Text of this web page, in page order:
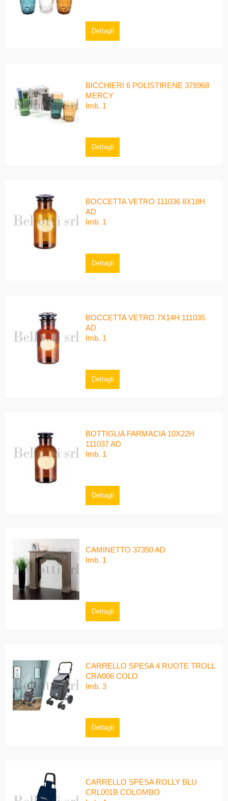
Dettagli
BICCHIERI 6 POLISTIRENE 378968
MERCY
Imb. 1
Dettagli
BOCCETTA VETRO 111036 8X18H
AD
Imb. 1
Dettagli
BOCCETTA VETRO 7X14H 111035
AD
Imb. 1
Dettagli
BOTTIGLIA FARMACIA 10X22H
111037 AD
Imb. 1
Dettagli
CAMINETTO 37350 AD
Imb. 1
Dettagli
CARRELLO SPESA 4 RUOTE TROLL
CRA006 COLO
Imb. 3
Dettagli
CARRELLO SPESA ROLLY BLU
CRL001B COLOMBO